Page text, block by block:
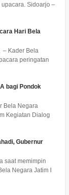
Sidoarjo –
Hari Bela
– Kader Bela
peringatan
bagi Pondok
Bela Negara
Kegiatan Dialog
Gubernur
saat memimpin
Negara Jatim I